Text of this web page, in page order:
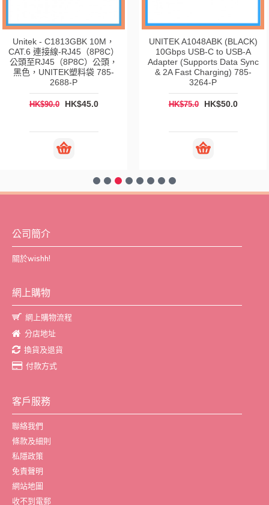
Unitek - C1813GBK 10M，
CAT.6 連接線-RJ45（8P8C）
公頭至RJ45（8P8C）公頭，
黑色，UNITEK塑料袋 785-
2688-P
HK$90.0 HK$45.0
UNITEK A1048ABK (BLACK)
10Gbps USB-C to USB-A
Adapter (Supports Data Sync
& 2A Fast Charging) 785-
3264-P
HK$75.0 HK$50.0
公司簡介
關於wishh!
網上購物
網上購物流程
分店地址
換貨及退貨
付款方式
客戶服務
聯絡我們
條款及細則
私隱政策
免責聲明
網站地圖
收不到電郵